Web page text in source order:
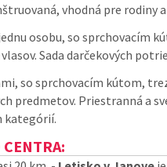
vhodná pre rodiny
osobu, so sprchovacím
Sada darčekových
so sprchovacím kútom,
predmetov. Priestranná a
kategórií.